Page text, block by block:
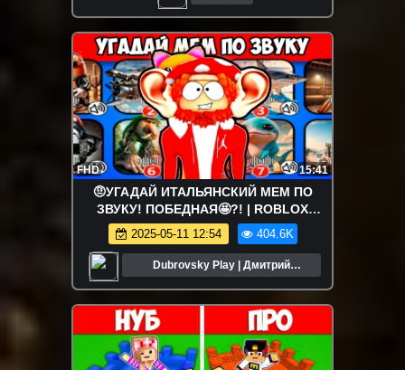
FHD 15:41
🤨УГАДАЙ ИТАЛЬЯНСКИЙ МЕМ ПО
ЗВУКУ! ПОБЕДНАЯ🤩?! | ROBLOX
(Роблокс)
2025-05-11 12:54 404.6K
Dubrovsky Play | Дмитрий